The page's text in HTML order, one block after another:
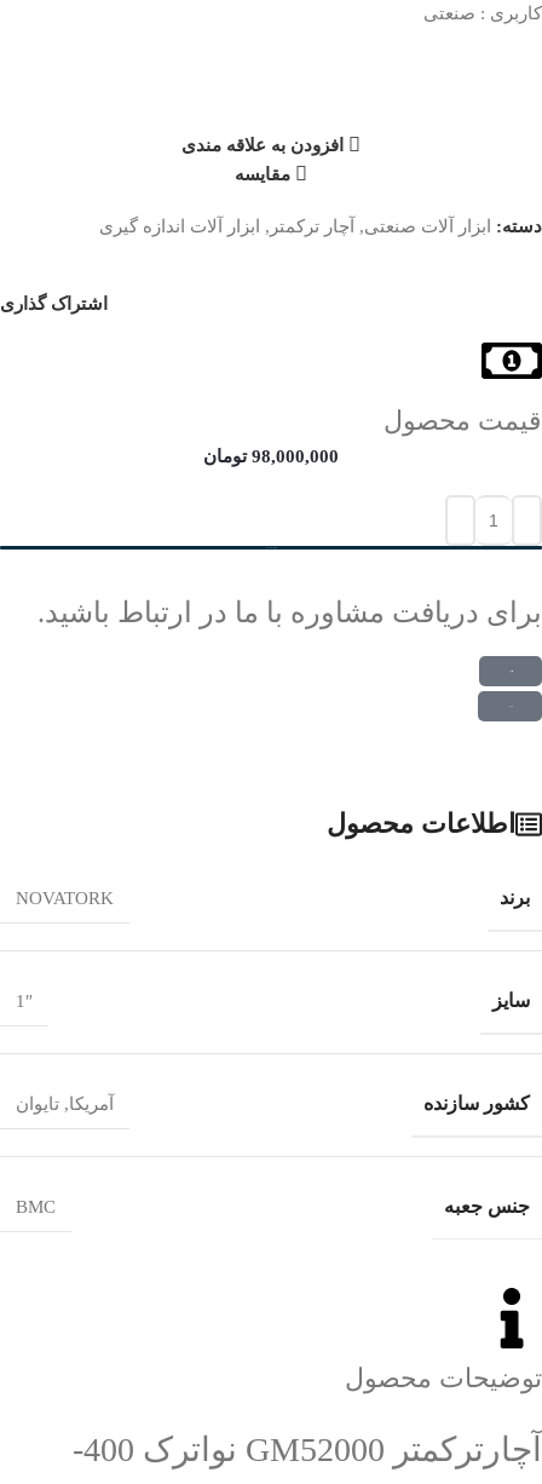
کاربری : صنعتی
افزودن به علاقه مندی
مقایسه
دسته: ابزار آلات صنعتی, آچار ترکمتر , ابزار آلات اندازه گیری
اشتراک گذاری
قیمت محصول
98,000,000 تومان
برای دریافت مشاوره با ما در ارتباط باشید.
توضیحات محصول
آچارترکمتر GM52000 نواترک 400-
اطلاعات محصول
برند NOVATORK
سایز 1″
کشور سازنده آمریکا, تایوان
جنس جعبه BMC